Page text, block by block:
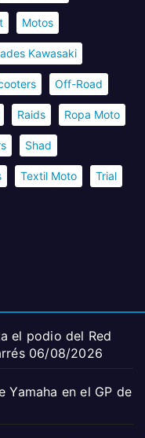
Motos
Kawasaki
Off-Road
Raids Ropa Moto
Shad
Textil Moto Trial
el podio del Red
06/08/2026
Yamaha en el GP de